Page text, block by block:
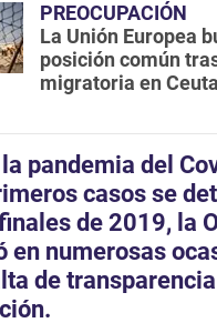
PREOCUPACIÓN
La Unión Europea
posición común
migratoria en Ceuta
pandemia del
casos se
de 2019, la
en numerosas
de